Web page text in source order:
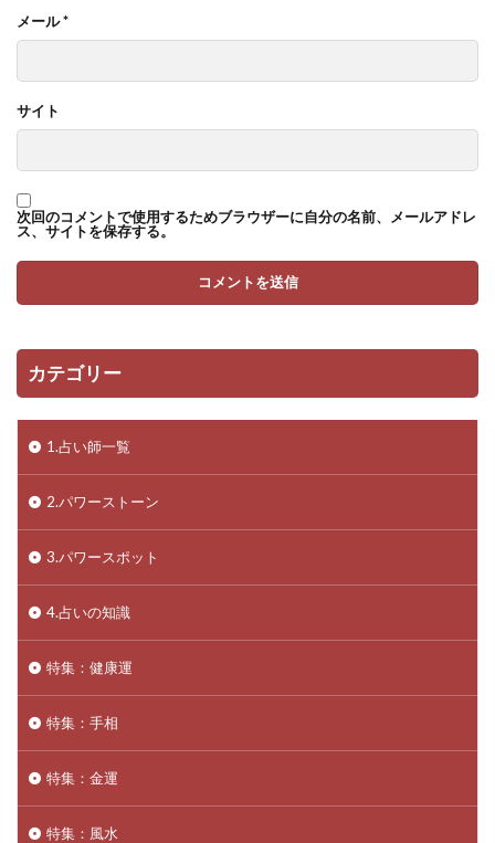
メール*
サイト
次回のコメントで使用するためブラウザーに自分の名前、メールアドレ
ス、サイトを保存する。
カテゴリー
1.占い師一覧
2.パワーストーン
3.パワースポット
4.占いの知識
特集：健康運
特集：手相
特集：金運
特集：風水